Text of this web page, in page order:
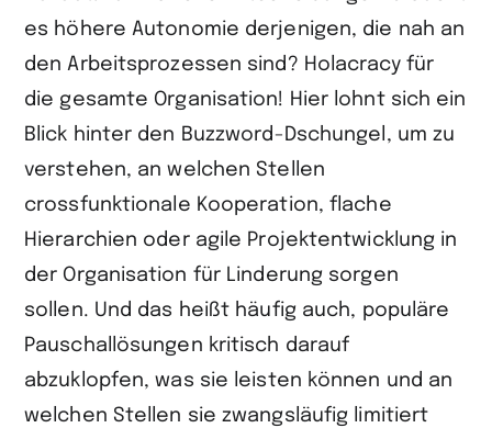
es höhere Autonomie derjenigen, die nah an
den Arbeitsprozessen sind? Holacracy für
die gesamte Organisation! Hier lohnt sich ein
Blick hinter den Buzzword-Dschungel, um zu
verstehen, an welchen Stellen
crossfunktionale Kooperation, flache
Hierarchien oder agile Projektentwicklung in
der Organisation für Linderung sorgen
sollen. Und das heißt häufig auch, populäre
Pauschallösungen kritisch darauf
abzuklopfen, was sie leisten können und an
welchen Stellen sie zwangsläufig limitiert